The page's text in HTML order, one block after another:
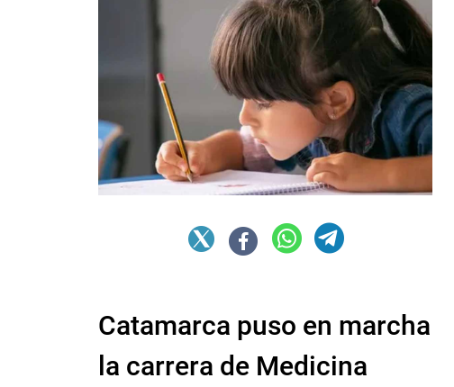
Catamarca puso en marcha
la carrera de Medicina